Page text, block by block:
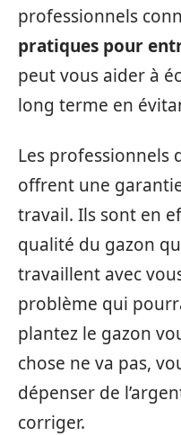
professionnels
pratiques pour
peut vous aider à
long terme en
Les professionnels
offrent une
travail. Ils sont en
qualité du gazon
travaillent avec
problème qui
plantez le gazon
chose ne va pas,
dépenser de
corriger.